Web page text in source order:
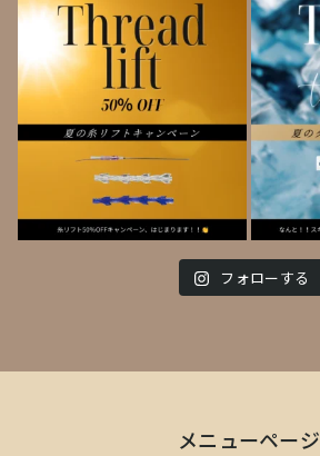
フォローする
メニューページ